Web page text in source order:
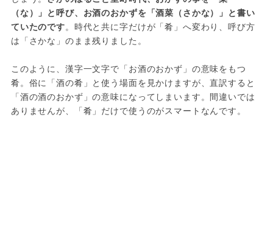
（な）」と呼び、お酒のおかずを「酒菜（さかな）」と書い
ていたのです。時代と共に字だけが「肴」へ変わり、呼び方
は「さかな」のまま残りました。
このように、漢字一文字で「お酒のおかず」の意味をもつ
肴。俗に「酒の肴」と使う場面を見かけますが、直訳すると
「酒の酒のおかず」の意味になってしまいます。間違いでは
ありませんが、「肴」だけで使うのがスマートなんです。